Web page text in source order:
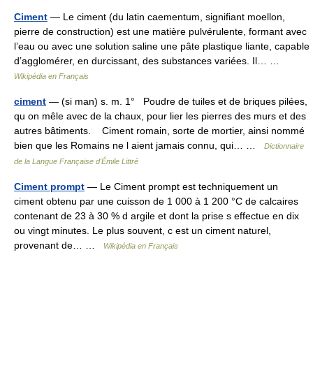
Ciment — Le ciment (du latin caementum, signifiant moellon,
pierre de construction) est une matière pulvérulente, formant avec
l’eau ou avec une solution saline une pâte plastique liante, capable
d’agglomérer, en durcissant, des substances variées. Il… …
Wikipédia en Français
ciment — (si man) s. m. 1° Poudre de tuiles et de briques pilées,
qu on mêle avec de la chaux, pour lier les pierres des murs et des
autres bâtiments. Ciment romain, sorte de mortier, ainsi nommé
bien que les Romains ne l aient jamais connu, qui… …
Dictionnaire
de la Langue Française d'Émile Littré
Ciment prompt — Le Ciment prompt est techniquement un
ciment obtenu par une cuisson de 1 000 à 1 200 °C de calcaires
contenant de 23 à 30 % d argile et dont la prise s effectue en dix
ou vingt minutes. Le plus souvent, c est un ciment naturel,
provenant de… …
Wikipédia en Français